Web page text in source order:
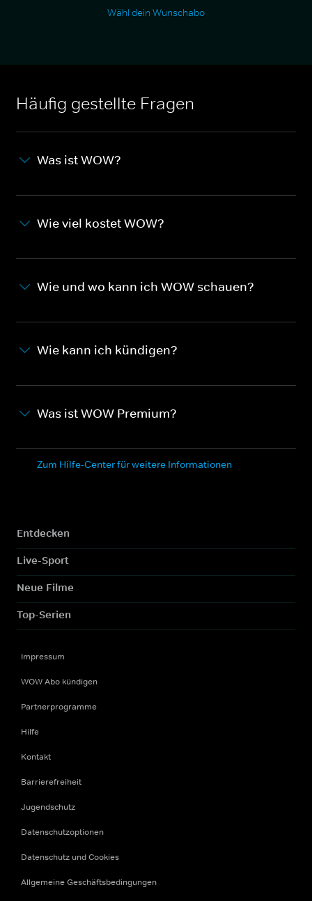
Wähl dein Wunschabo
Häufig gestellte Fragen
Was ist WOW?
Wie viel kostet WOW?
Wie und wo kann ich WOW schauen?
Wie kann ich kündigen?
Was ist WOW Premium?
Zum Hilfe-Center für weitere Informationen
Entdecken
Live-Sport
Neue Filme
Top-Serien
Impressum
WOW Abo kündigen
Partnerprogramme
Hilfe
Kontakt
Barrierefreiheit
Jugendschutz
Datenschutzoptionen
Datenschutz und Cookies
Allgemeine Geschäftsbedingungen